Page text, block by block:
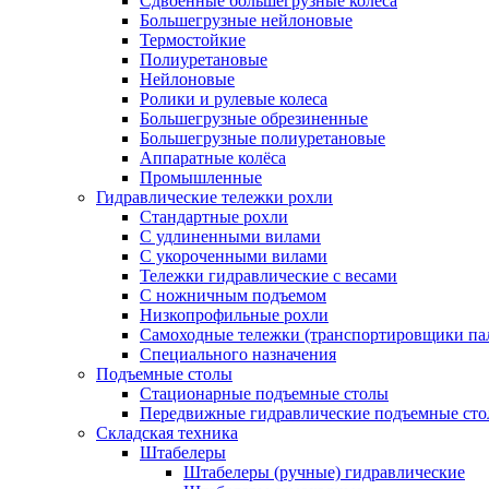
Большегрузные нейлоновые
Термостойкие
Полиуретановые
Нейлоновые
Ролики и рулевые колеса
Большегрузные обрезиненные
Большегрузные полиуретановые
Аппаратные колёса
Промышленные
Гидравлические тележки рохли
Стандартные рохли
С удлиненными вилами
С укороченными вилами
Тележки гидравлические с весами
С ножничным подъемом
Низкопрофильные рохли
Самоходные тележки (транспортировщики
Специального назначения
Подъемные столы
Стационарные подъемные столы
Передвижные гидравлические подъемные
Складская техника
Штабелеры
Штабелеры (ручные) гидравлические